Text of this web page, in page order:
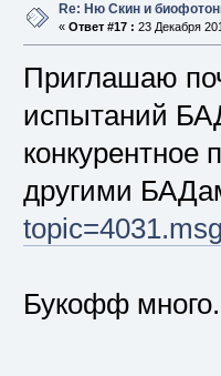
Re: Ню Скин и
« Ответ #17 : 23 Декабря
Приглашаю
испытаний
другими
Букофф